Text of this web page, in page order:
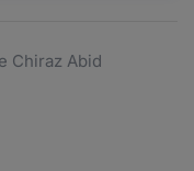
Chiraz Abid